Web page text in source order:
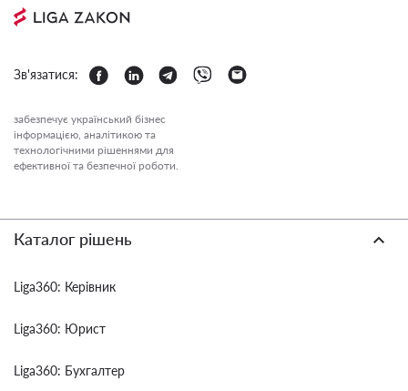
Зв'язатися:
забезпечує український бізнес
інформацією, аналітикою та
технологічними рішеннями для
ефективної та безпечної роботи.
Каталог рішень
Liga360: Керівник
Liga360: Юрист
Liga360: Бухгалтер